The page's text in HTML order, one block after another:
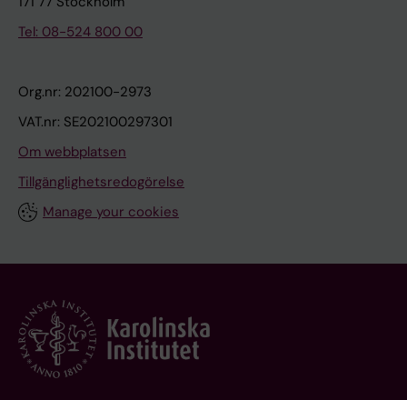
Tel: 08-524 800 00
Org.nr: 202100-2973
VAT.nr: SE202100297301
Om webbplatsen
Tillgänglighetsredogörelse
Manage your cookies